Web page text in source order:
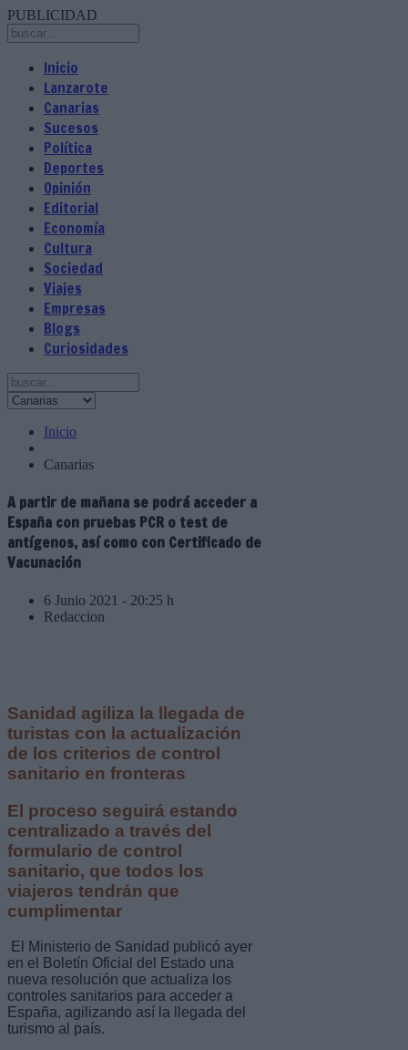
PUBLICIDAD
Inicio
Lanzarote
Canarias
Sucesos
Política
Deportes
Opinión
Editorial
Economía
Cultura
Sociedad
Viajes
Empresas
Blogs
Curiosidades
Inicio
Canarias
A partir de mañana se podrá acceder a
España con pruebas PCR o test de
antígenos, así como con Certificado de
Vacunación
6 Junio 2021 - 20:25 h
Redaccion
Sanidad agiliza la llegada de
turistas con la actualización
de los criterios de control
sanitario en fronteras
El proceso seguirá estando
centralizado a través del
formulario de control
sanitario, que todos los
viajeros tendrán que
cumplimentar
El Ministerio de Sanidad publicó ayer
en el Boletín Oficial del Estado una
nueva resolución que actualiza los
controles sanitarios para acceder a
España, agilizando así la llegada del
turismo al país.